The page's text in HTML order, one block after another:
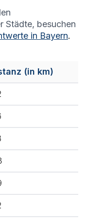
Städte, besuchen
in Bayern.
(in km)